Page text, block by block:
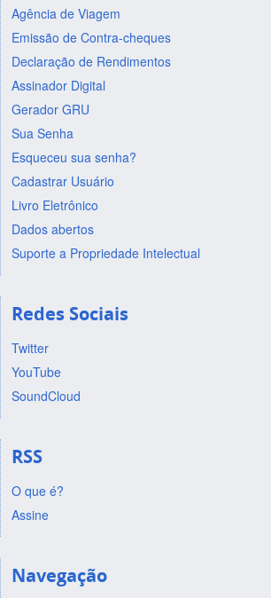
Agência de Viagem
Emissão de Contra-cheques
Declaração de Rendimentos
Assinador Digital
Gerador GRU
Sua Senha
Esqueceu sua senha?
Cadastrar Usuário
Livro Eletrônico
Dados abertos
Suporte a Propriedade Intelectual
Redes Sociais
Twitter
YouTube
SoundCloud
RSS
O que é?
Assine
Navegação